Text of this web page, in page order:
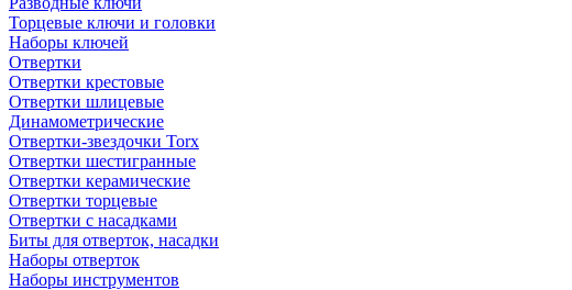
Торцевые ключи и головки
Наборы ключей
Отвертки
Отвертки крестовые
Отвертки шлицевые
Динамометрические
Отвертки-звездочки Torx
Отвертки шестигранные
Отвертки керамические
Отвертки торцевые
Отвертки с насадками
Биты для отверток, насадки
Наборы отверток
Наборы инструментов